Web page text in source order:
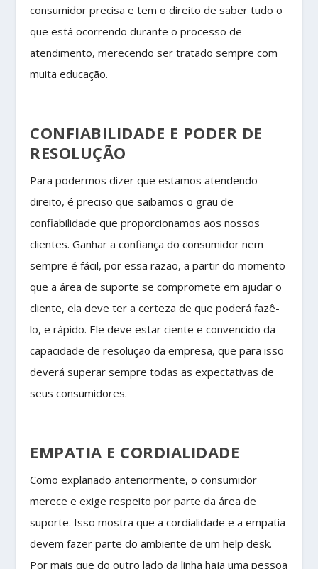
consumidor precisa e tem o direito de saber tudo o
que está ocorrendo durante o processo de
atendimento, merecendo ser tratado sempre com
muita educação.
CONFIABILIDADE E PODER DE
RESOLUÇÃO
Para podermos dizer que estamos atendendo
direito, é preciso que saibamos o grau de
confiabilidade que proporcionamos aos nossos
clientes. Ganhar a confiança do consumidor nem
sempre é fácil, por essa razão, a partir do momento
que a área de suporte se compromete em ajudar o
cliente, ela deve ter a certeza de que poderá fazê-
lo, e rápido. Ele deve estar ciente e convencido da
capacidade de resolução da empresa, que para isso
deverá superar sempre todas as expectativas de
seus consumidores.
EMPATIA E CORDIALIDADE
Como explanado anteriormente, o consumidor
merece e exige respeito por parte da área de
suporte. Isso mostra que a cordialidade e a empatia
devem fazer parte do ambiente de um help desk.
Por mais que do outro lado da linha haja uma pessoa